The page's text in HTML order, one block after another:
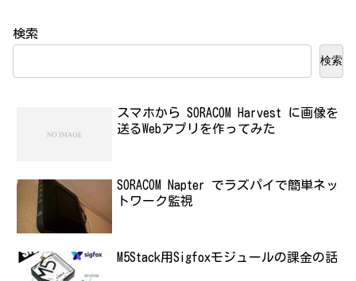
検索
検索
スマホから SORACOM Harvest に画像を
送るWebアプリを作ってみた
SORACOM Napter でラズパイで簡単ネッ
トワーク監視
M5Stack用Sigfoxモジュールの課金の話